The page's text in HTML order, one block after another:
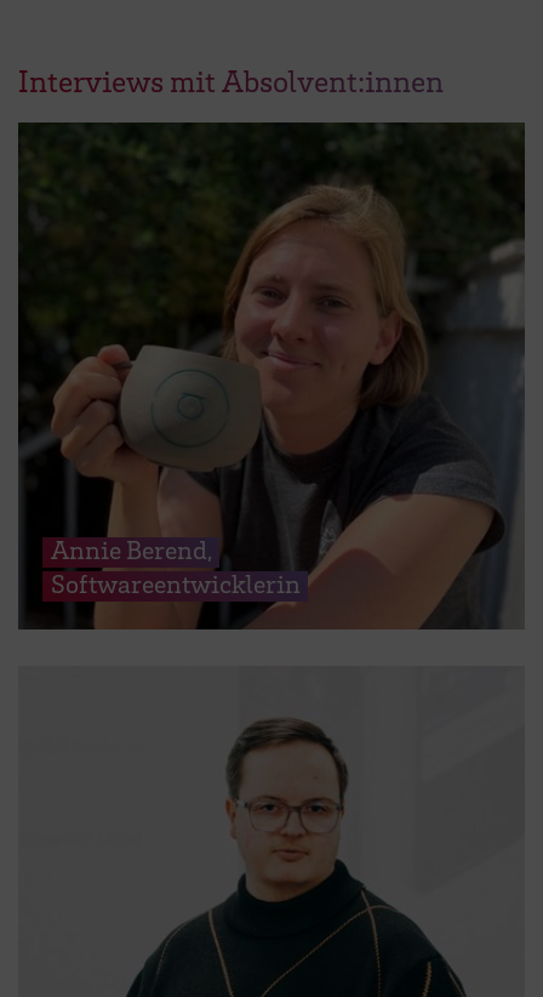
Interviews mit Absolvent:innen
Annie Berend,
Softwareentwicklerin